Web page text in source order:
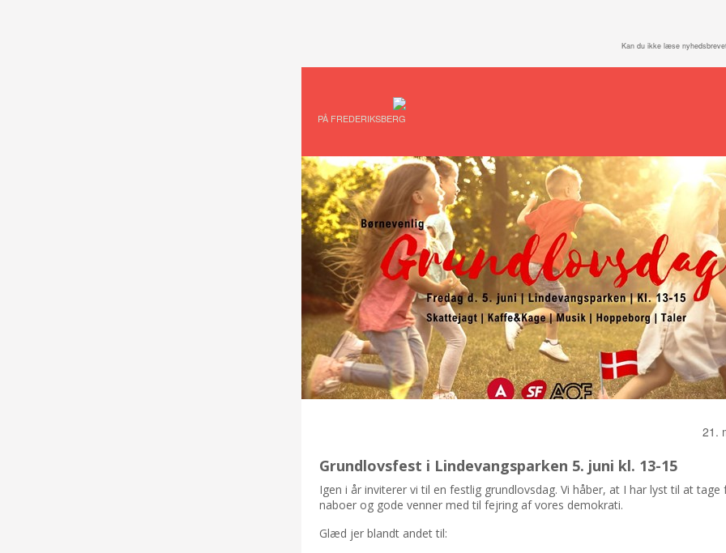
Kan du ikke læse
PÅ FREDERIKSBERG
21.
Grundlovsfest i Lindevangsparken 5. juni kl. 13-15
Igen i år inviterer vi til en festlig grundlovsdag. Vi håber, at I har lyst til at tage
naboer og gode venner med til fejring af vores demokrati.
Glæd jer blandt andet til: